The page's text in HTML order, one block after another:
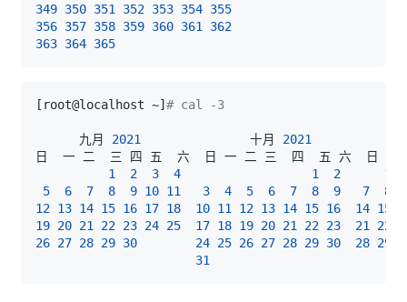
349 350 351 352 353 354 355
356 357 358 359 360 361
362
363 364 365
[ root@localhost ~] # cal -3
      九月
2021
               十月
2021
1 2 3 4 1 2 1
5
6 7 8 9 10 11 3 4 5 6 7 8 9 7 8
12 13 14 15 16 17 18 10 11 12 13 14 15 16 14 15
19 20 21 22 23 24 25 17 18 19 20 21 22 23 21 22
26 27 28 29 30 24 25 26 27 28 29 30 28 29
31